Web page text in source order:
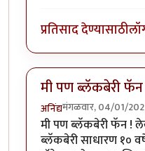
प्रतिसाद देण्यासाठी
मी पण ब्लॅकबेरी
अनिंद्यमंगळवार, 04/01/
मी पण ब्लॅकबेरी फॅन !
ब्लॅकबेरी साधारण १०